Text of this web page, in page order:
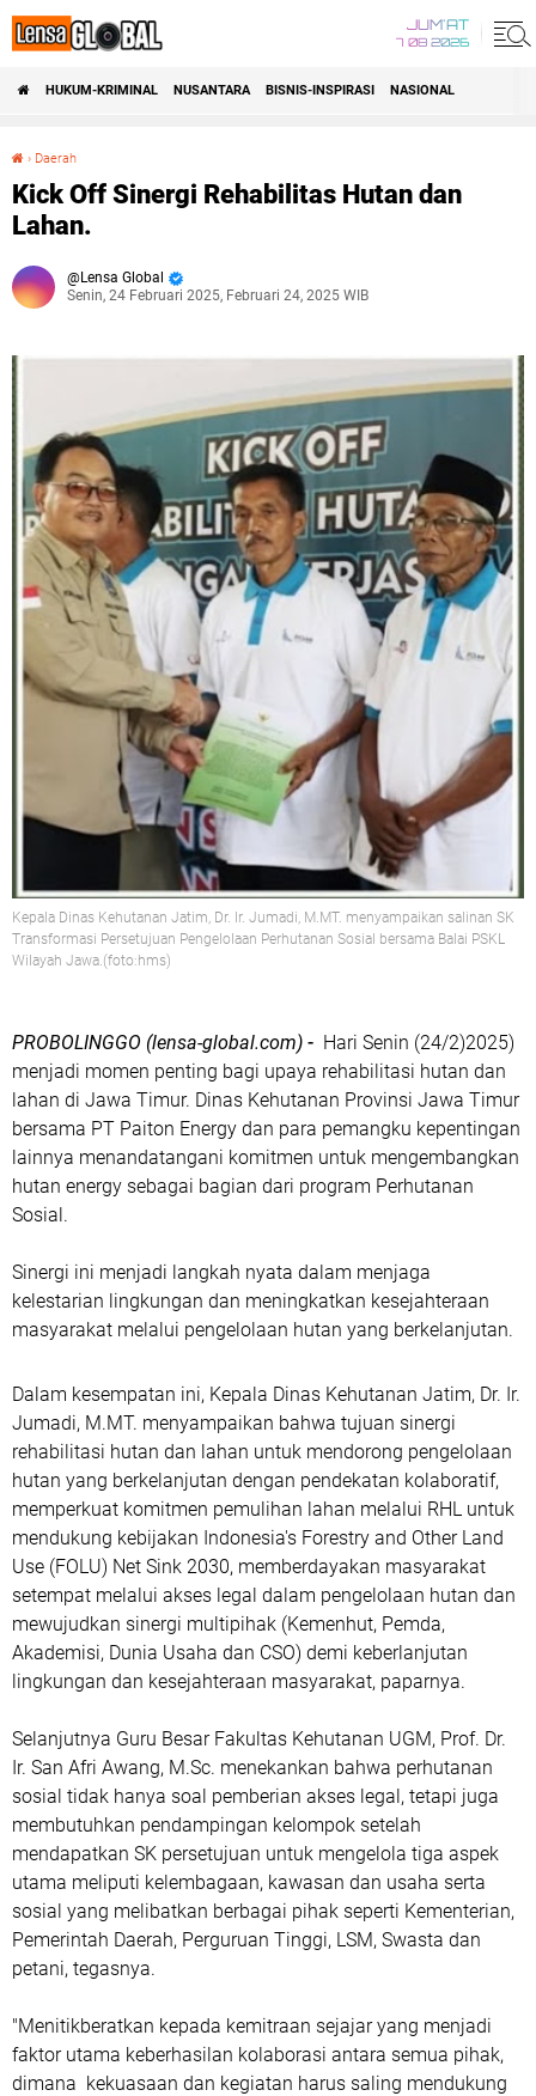
JUM'AT
7 08 2026
HUKUM-KRIMINAL NUSANTARA BISNIS-INSPIRASI NASIONAL
› Daerah
Kick Off Sinergi Rehabilitas Hutan dan
Lahan.
Lensa Global
Senin, 24 Februari 2025, Februari 24, 2025 WIB
Kepala Dinas Kehutanan Jatim, Dr. Ir. Jumadi, M.MT. menyampaikan salinan SK
Transformasi Persetujuan Pengelolaan Perhutanan Sosial bersama Balai PSKL
Wilayah Jawa.(foto:hms)
PROBOLINGGO (lensa-global.com) - Hari Senin (24/2)2025)
menjadi momen penting bagi upaya rehabilitasi hutan dan
lahan di Jawa Timur. Dinas Kehutanan Provinsi Jawa Timur
bersama PT Paiton Energy dan para pemangku kepentingan
lainnya menandatangani komitmen untuk mengembangkan
hutan energy sebagai bagian dari program Perhutanan
Sosial.
Sinergi ini menjadi langkah nyata dalam menjaga
kelestarian lingkungan dan meningkatkan kesejahteraan
masyarakat melalui pengelolaan hutan yang berkelanjutan.
Dalam kesempatan ini, Kepala Dinas Kehutanan Jatim, Dr. Ir.
Jumadi, M.MT. menyampaikan bahwa tujuan sinergi
rehabilitasi hutan dan lahan untuk mendorong pengelolaan
hutan yang berkelanjutan dengan pendekatan kolaboratif,
memperkuat komitmen pemulihan lahan melalui RHL untuk
mendukung kebijakan Indonesia's Forestry and Other Land
Use (FOLU) Net Sink 2030, memberdayakan masyarakat
setempat melalui akses legal dalam pengelolaan hutan dan
mewujudkan sinergi multipihak (Kemenhut, Pemda,
Akademisi, Dunia Usaha dan CSO) demi keberlanjutan
lingkungan dan kesejahteraan masyarakat, paparnya.
Selanjutnya Guru Besar Fakultas Kehutanan UGM, Prof. Dr.
Ir. San Afri Awang, M.Sc. menekankan bahwa perhutanan
sosial tidak hanya soal pemberian akses legal, tetapi juga
membutuhkan pendampingan kelompok setelah
mendapatkan SK persetujuan untuk mengelola tiga aspek
utama meliputi kelembagaan, kawasan dan usaha serta
sosial yang melibatkan berbagai pihak seperti Kementerian,
Pemerintah Daerah, Perguruan Tinggi, LSM, Swasta dan
petani, tegasnya.
"Menitikberatkan kepada kemitraan sejajar yang menjadi
faktor utama keberhasilan kolaborasi antara semua pihak,
dimana kekuasaan dan kegiatan harus saling mendukung